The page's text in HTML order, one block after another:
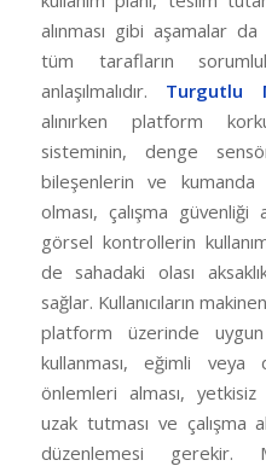
alınması gibi aşamalar
tüm tarafların
anlaşılmalıdır. Turgutlu
alınırken platform
sisteminin, denge
bileşenlerin ve
olması, çalışma güvenliği
görsel kontrollerin
de sahadaki olası
sağlar. Kullanıcıların
platform üzerinde
kullanması, eğimli veya
önlemleri alması,
uzak tutması ve çalışma
düzenlemesi gerekir.